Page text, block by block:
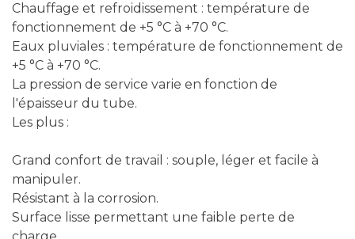
Chauffage et refroidissement : température de
fonctionnement de +5 °C à +70 °C.
Eaux pluviales : température de fonctionnement de
+5 °C à +70 °C.
La pression de service varie en fonction de
l'épaisseur du tube.
Les plus :
Grand confort de travail : souple, léger et facile à
manipuler.
Résistant à la corrosion.
Surface lisse permettant une faible perte de